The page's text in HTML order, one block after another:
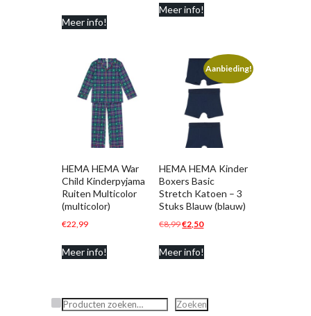
was:
Meer info!
was:
Meer info!
HEMA HEMA War
Child Kinderpyjama
Ruiten Multicolor
(multicolor)
€22,99
Meer info!
Aanbieding!
HEMA HEMA Kinder
Boxers Basic
Stretch Katoen – 3
Stuks Blauw (blauw)
€8,99Oorspronkelijke
was:
€2,50Huidige
Meer info!
Zoeken Zoeken